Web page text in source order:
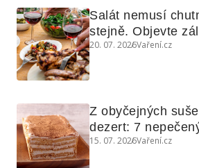
Salát nemusí
stejně. Objevte
využijete i na
20. 07. 2026Vaření.cz
Z obyčejných
dezert: 7
a koláčů
15. 07. 2026Vaření.cz